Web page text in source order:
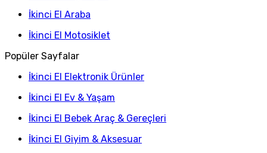
İkinci El Araba
İkinci El Motosiklet
Popüler Sayfalar
İkinci El Elektronik Ürünler
İkinci El Ev & Yaşam
İkinci El Bebek Araç & Gereçleri
İkinci El Giyim & Aksesuar